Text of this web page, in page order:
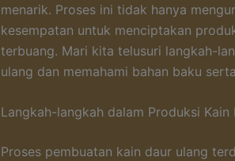
menarik. Proses ini tidak hanya
kesempatan untuk menciptakan
terbuang. Mari kita telusuri langkah-
ulang dan memahami bahan baku
Langkah-langkah dalam Produksi Kain
Proses pembuatan kain daur ulang